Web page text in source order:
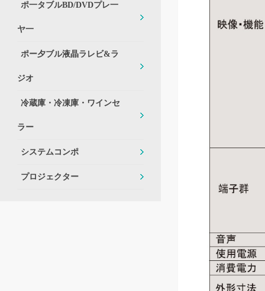
ポ一タブルBD/DVDプレ一
ヤ一
ポー夕ブル液晶ラレビ&ラ
ジオ
冷蔵庫・冷凍庫・ワインセ
ラー
システムコンポ
プロジェクター